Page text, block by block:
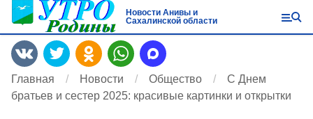
Новости Анивы и
Сахалинской области
Главная Новости Общество
С Днем
братьев и сестер 2025: красивые картинки и открытки